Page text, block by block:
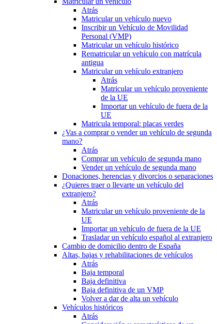
Atrás
Matricular un vehículo nuevo
Inscribir un Vehículo de Movilidad
Personal (VMP)
Matricular un vehículo histórico
Rematricular un vehículo con matrícula
antigua
Matricular un vehículo extranjero
Atrás
Matricular un vehículo proveniente
de la UE
Importar un vehículo de fuera de la
UE
Matricula temporal: placas verdes
¿Vas a comprar o vender un vehículo de segunda
mano?
Atrás
Comprar un vehículo de segunda mano
Vender un vehículo de segunda mano
Donaciones, herencias y divorcios o separaciones
¿Quieres traer o llevarte un vehículo del
extranjero?
Atrás
Matricular un vehículo proveniente de la
UE
Importar un vehículo de fuera de la UE
Trasladar un vehículo español al extranjero
Cambio de domicilio dentro de España
Altas, bajas y rehabilitaciones de vehículos
Atrás
Baja temporal
Baja definitiva
Baja definitiva de un VMP
Volver a dar de alta un vehículo
Vehículos históricos
Atrás